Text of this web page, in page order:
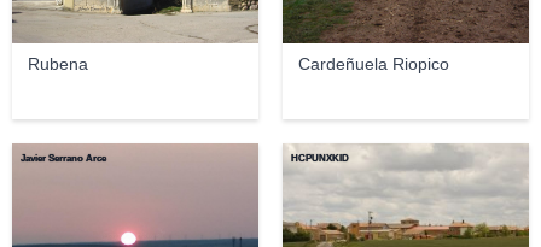
Rubena Cardeñuela Riopico
Javier Serrano Arce HCPUNXKID